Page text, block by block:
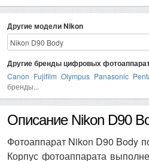
Другие модели Nikon
Другие бренды цифровых
Canon Fujifilm Olympus Panasonic
бренды...
Описание Nikon D90
Фотоаппарат Nikon D90 Body
Корпус фотоаппарата